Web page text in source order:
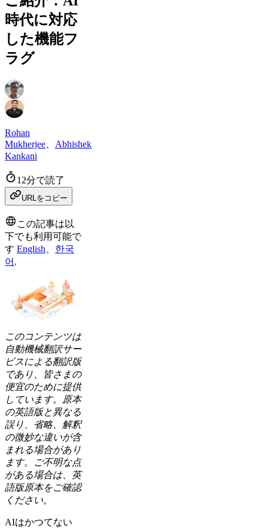
時代に対応
した機能フ
ラグ
Rohan
Mukherjee
Abhishek
Kankani
12分で読了
URLをコピー
この記事は以
下でも利用可能で
す English
한국
어 .
このコンテンツは
自動機械翻訳サー
ビスによる翻訳版
であり、皆さまの
便宜のために提供
しています。原本
の英語版と異なる
誤り、省略、解釈
の微妙な違いが含
まれる場合があり
ます。ご不明な点
がある場合は、英
語版原本をご確認
ください。
AIはかつてない